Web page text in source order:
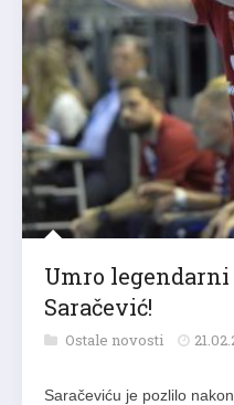
Umro
Saračević!
Ostale novosti
Saračeviću je pozlilo